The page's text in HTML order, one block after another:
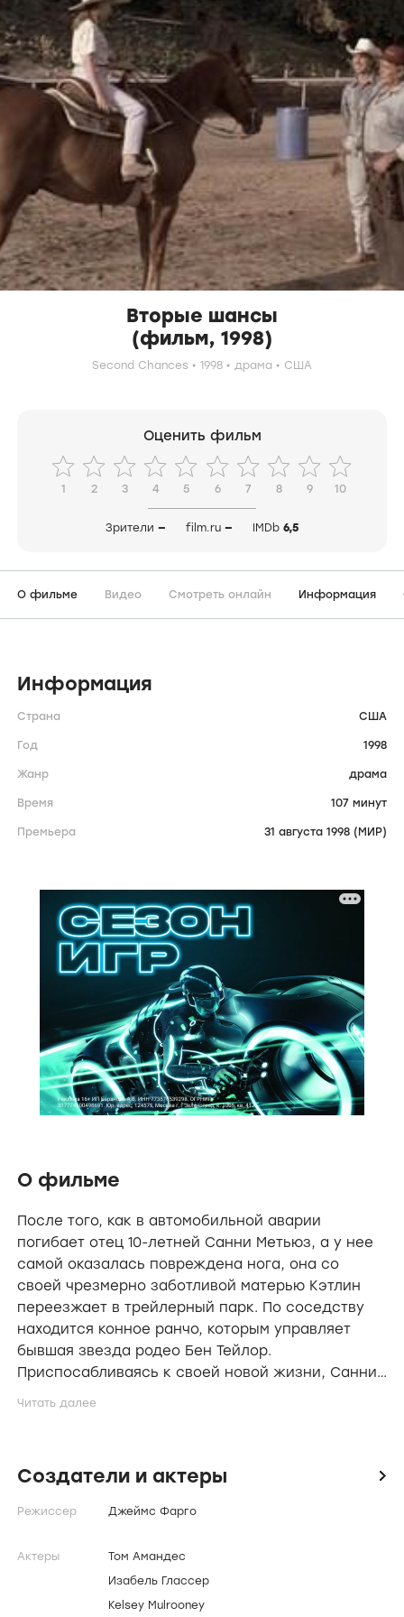
Вторые шансы
(фильм, 1998)
Second Chances 1998 драма США
Оценить фильм
1 2 3 4 5 6 7 8 9 10
Зрители — film.ru — IMDb 6,5
О фильме Видео Смотреть онлайн Информация
Информация
Страна США
Год 1998
Жанр драма
Время 107 минут
Премьера 31 августа 1998 (МИР)
О фильме
После того, как в автомобильной аварии
погибает отец 10-летней Санни Метьюз, а у нее
самой оказалась повреждена нога, она со
своей чрезмерно заботливой матерью Кэтлин
переезжает в трейлерный парк. По соседству
находится конное ранчо, которым управляет
бывшая звезда родео Бен Тейлор.
Приспосабливаясь к своей новой жизни, Санни
меняется.
Создатели и актеры icon
Режиссер Джеймс Фарго
Актеры
Том Амандес
Изабель Глассер
Kelsey Mulrooney